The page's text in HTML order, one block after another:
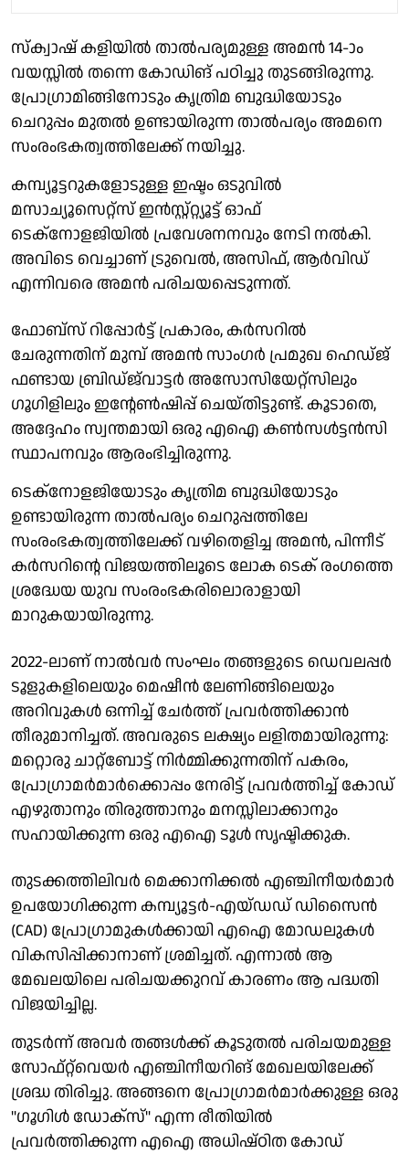
സ്ക്വാഷ് കളിയിൽ താൽപര്യമുള്ള അമൻ 14-ാം
വയസ്സിൽ തന്നെ കോഡിങ് പഠിച്ചു തുടങ്ങിരുന്നു.
പ്രോഗ്രാമിങ്ങിനോടും കൃത്രിമ ബുദ്ധിയോടും
ചെറുപ്പം മുതൽ ഉണ്ടായിരുന്ന താൽപര്യം അമനെ
സംരംഭകത്വത്തിലേക്ക് നയിച്ചു.
കമ്പ്യൂട്ടറുകളോടുള്ള ഇഷ്ടം ഒടുവിൽ
മസാച്യൂസെറ്റ്സ് ഇൻസ്റ്റ്റ്റ്യൂട്ട് ഓഫ്
ടെക്നോളജിയിൽ പ്രവേശനനവും നേടി നൽകി.
അവിടെ വെച്ചാണ് ട്രുവെൽ, അസിഫ്, ആർവിഡ്
എന്നിവരെ അമൻ പരിചയപ്പെടുന്നത്.
ഫോബ്സ് റിപ്പോർട്ട് പ്രകാരം, കർസറിൽ
ചേരുന്നതിന് മുമ്പ് അമൻ സാംഗർ പ്രമുഖ ഹെഡ്ജ്
ഫണ്ടായ ബ്രിഡ്ജ്‌വാട്ടർ അസോസിയേറ്റ്സിലും
ഗൂഗിളിലും ഇന്റേൺഷിപ്പ് ചെയ്തിട്ടുണ്ട്. കൂടാതെ,
അദ്ദേഹം സ്വന്തമായി ഒരു എഐ കൺസൾട്ടൻസി
സ്ഥാപനവും ആരംഭിച്ചിരുന്നു.
ടെക്‌നോളജിയോടും കൃത്രിമ ബുദ്ധിയോടും
ഉണ്ടായിരുന്ന താൽപര്യം ചെറുപ്പത്തിലേ
സംരംഭകത്വത്തിലേക്ക് വഴിതെളിച്ച അമൻ, പിന്നീട്
കർസറിന്റെ വിജയത്തിലൂടെ ലോക ടെക് രംഗത്തെ
ശ്രദ്ധേയ യുവ സംരംഭകരിലൊരാളായി
മാറുകയായിരുന്നു.
2022-ലാണ് നാൽവർ സംഘം തങ്ങളുടെ ഡെവലപ്പർ
ടൂളുകളിലെയും മെഷീൻ ലേണിങ്ങിലെയും
അറിവുകൾ ഒന്നിച്ച് ചേർത്ത് പ്രവർത്തിക്കാൻ
തീരുമാനിച്ചത്. അവരുടെ ലക്ഷ്യം ലളിതമായിരുന്നു:
മറ്റൊരു ചാറ്റ്ബോട്ട് നിർമ്മിക്കുന്നതിന് പകരം,
പ്രോഗ്രാമർമാർക്കൊപ്പം നേരിട്ട് പ്രവർത്തിച്ച് കോഡ്
എഴുതാനും തിരുത്താനും മനസ്സിലാക്കാനും
സഹായിക്കുന്ന ഒരു എഐ ടൂൾ സൃഷ്ടിക്കുക.
തുടക്കത്തിലിവർ മെക്കാനിക്കൽ എഞ്ചിനീയർമാർ
ഉപയോഗിക്കുന്ന കമ്പ്യൂട്ടർ-എയ്ഡഡ് ഡിസൈൻ
(CAD) പ്രോഗ്രാമുകൾക്കായി എഐ മോഡലുകൾ
വികസിപ്പിക്കാനാണ് ശ്രമിച്ചത്. എന്നാൽ ആ
മേഖലയിലെ പരിചയക്കുറവ് കാരണം ആ പദ്ധതി
വിജയിച്ചില്ല.
തുടർന്ന് അവർ തങ്ങൾക്ക് കൂടുതൽ പരിചയമുള്ള
സോഫ്റ്റ്‌വെയർ എഞ്ചിനീയറിങ് മേഖലയിലേക്ക്
ശ്രദ്ധ തിരിച്ചു. അങ്ങനെ പ്രോഗ്രാമർമാർക്കുള്ള ഒരു
"ഗൂഗിൾ ഡോക്സ്" എന്ന രീതിയിൽ
പ്രവർത്തിക്കുന്ന എഐ അധിഷ്ഠിത കോഡ്